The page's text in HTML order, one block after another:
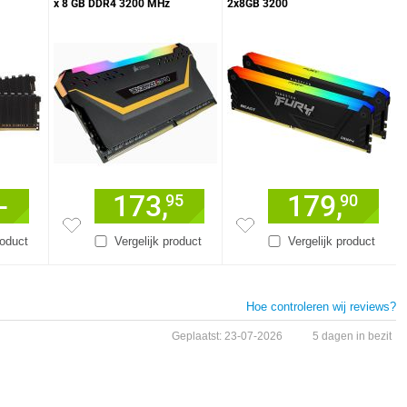
x 8 GB DDR4 3200 MHz
Vergelijk product
173,95
2x8GB 3200
Vergelijk product
179,90
Hoe controleren wij reviews?
Geplaatst: 23-07-2026 5 dagen in bezit